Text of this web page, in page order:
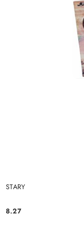
STARY
Cena:
8.27